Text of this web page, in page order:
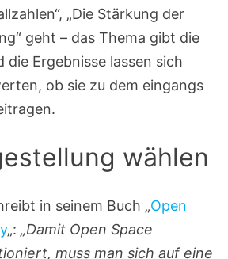
„Die Stärkung der
geht – das Thema gibt die
die Ergebnisse lassen sich
ob sie zu dem eingangs
wählen
in seinem Buch „Open
„:„Damit Open Space
muss man sich auf eine